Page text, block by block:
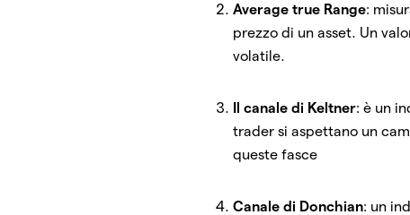
Average true Range:
prezzo di un asset. Un
volatile.
Il canale di Keltner: è un
trader si aspettano un
queste fasce
Canale di Donchian: un